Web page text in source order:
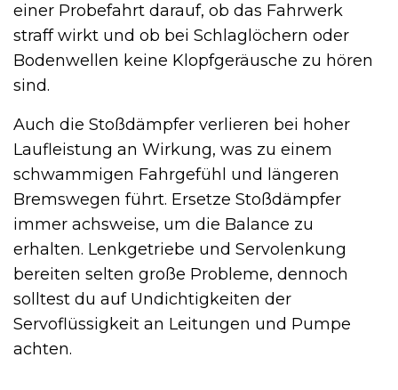
einer Probefahrt darauf, ob das Fahrwerk
straff wirkt und ob bei Schlaglöchern oder
Bodenwellen keine Klopfgeräusche zu hören
sind.
Auch die Stoßdämpfer verlieren bei hoher
Laufleistung an Wirkung, was zu einem
schwammigen Fahrgefühl und längeren
Bremswegen führt. Ersetze Stoßdämpfer
immer achsweise, um die Balance zu
erhalten. Lenkgetriebe und Servolenkung
bereiten selten große Probleme, dennoch
solltest du auf Undichtigkeiten der
Servoflüssigkeit an Leitungen und Pumpe
achten.